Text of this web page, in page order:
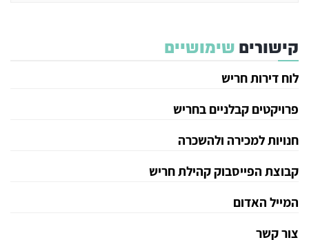
קישורים שימושיים
לוח דירות חריש
פרויקטים קבלניים בחריש
חנויות למכירה ולהשכרה
קבוצת הפייסבוק קהילת חריש
המייל האדום
צור קשר